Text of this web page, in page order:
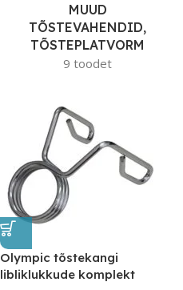
MUUD
TÕSTEVAHENDID,
TÕSTEPLATVORM
9 toodet
Olympic tõstekangi
libliklukkude komplekt